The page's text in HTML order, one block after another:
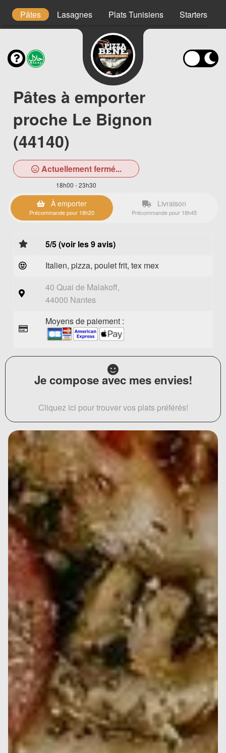
Pâtes Lasagnes Plats Tunisiens Starters
Pâtes à emporter
proche Le Bignon
(44140)
Actuellement fermé...
18h00 - 23h30
À emporter
Précommande pour 18h20
Livraison
Précommande pour 18h45
5/5 (voir les 9 avis)
Italien, pizza, poulet frit, tex mex
40 Quai de Malakoff,
44000 Nantes
Moyens de paiement :
Je compose avec mes envies!
Cliquez ici pour trouver vos plats préférés!